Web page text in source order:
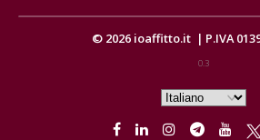
© 2026 ioaffitto.it | P.IVA
0.3